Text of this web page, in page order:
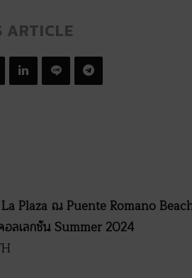
ARTICLE
Plaza ณ Puente Romano
อลเลกชัน Summer 2024